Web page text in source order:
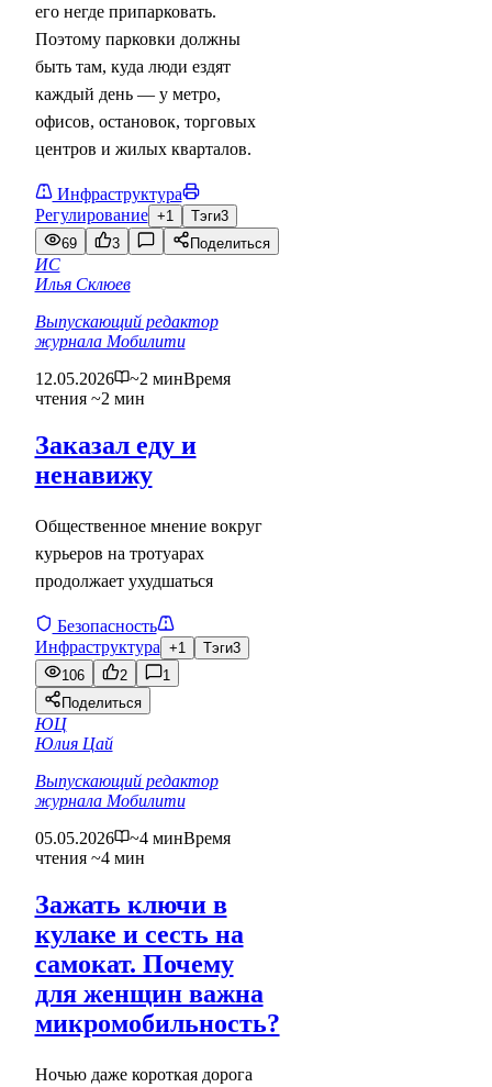
его негде припарковать.
Поэтому парковки должны
быть там, куда люди ездят
каждый день — у метро,
офисов, остановок, торговых
центров и жилых кварталов.
Инфраструктура
Регулирование +1 Тэги3
69
3 Поделиться
ИС
Илья Склюев
Выпускающий редактор
журнала Мобилити
12.05.2026
~2 минВремя
чтения ~2 мин
Заказал еду и
ненавижу
Общественное мнение вокруг
курьеров на тротуарах
продолжает ухудшаться
Безопасность
Инфраструктура +1 Тэги3
106
2
1
Поделиться
ЮЦ
Юлия Цай
Выпускающий редактор
журнала Мобилити
05.05.2026
~4 минВремя
чтения ~4 мин
Зажать ключи в
кулаке и сесть на
самокат. Почему
для женщин важна
микромобильность?
Ночью даже короткая дорога